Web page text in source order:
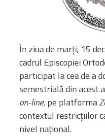
CSDE
La
În ziua de marți, 15
cadrul Episcopiei
participat la cea de a
semestrială din acest
on-line, pe platforma
contextul restricțiilor
nivel național.